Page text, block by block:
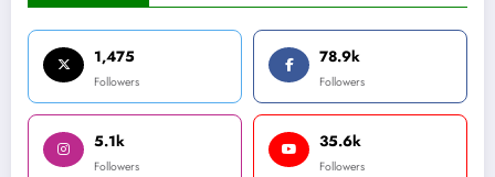
1,475
Followers
78.9k
Followers
5.1k
Followers
35.6k
Followers